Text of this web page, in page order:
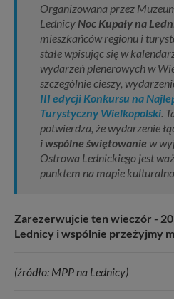
Organizowana przez
Lednicy Noc Kupały na
mieszkańców regionu i
stałe wpisując się w
wydarzeń plenerowych w
szczególnie cieszy,
III edycji Konkursu na
Turystyczny Wielkopolski .
potwierdza, że wydarzenie
i wspólne świętowanie w
Ostrowa Lednickiego jest
punktem na mapie
Zarezerwujcie ten wieczór -
Lednicy i wspólnie przeżyjmy
(źródło: MPP na Lednicy)